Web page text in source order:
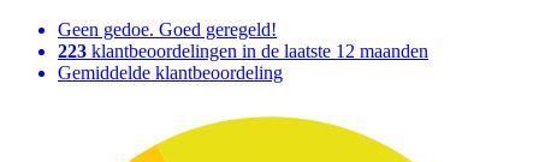
Geen gedoe. Goed geregeld!
223 klantbeoordelingen in de laatste 12 maanden
Gemiddelde klantbeoordeling